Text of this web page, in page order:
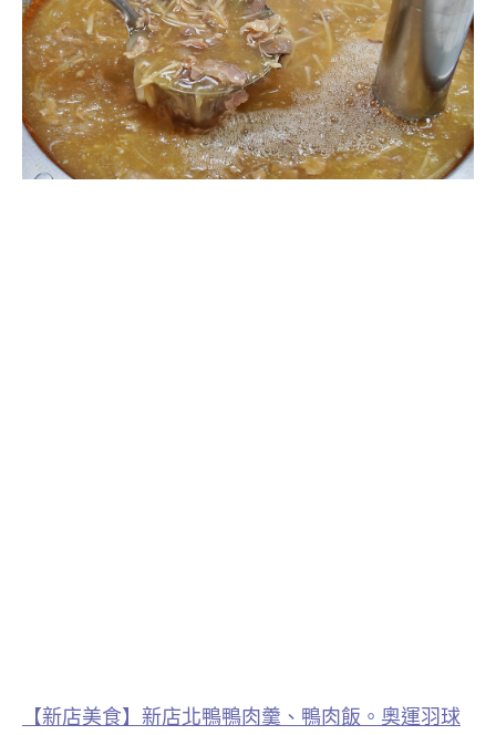
【新店美食】新店北鴨鴨肉羹、鴨肉飯。奧運羽球